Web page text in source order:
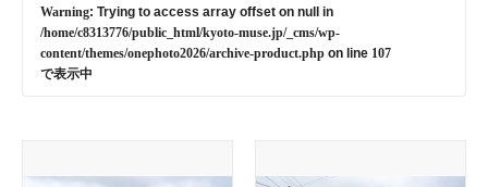
Warning: Trying to access array offset on null in
/home/c8313776/public_html/kyoto-muse.jp/_cms/wp-
content/themes/onephoto2026/archive-product.php on line 107
で表示中